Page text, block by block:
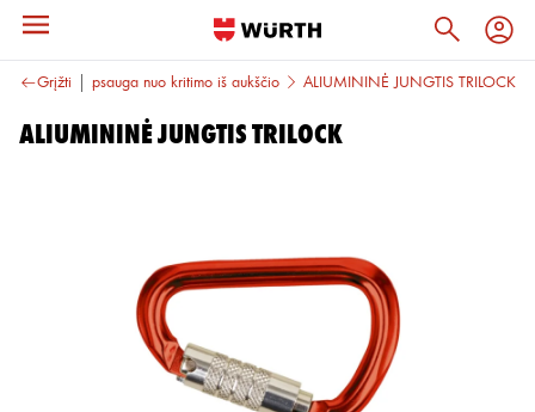
Grįžti
priedai Apsauga nuo kritimo iš aukščio ALIUMININĖ JUNGTIS TRILOCK
ALIUMININĖ JUNGTIS TRILOCK